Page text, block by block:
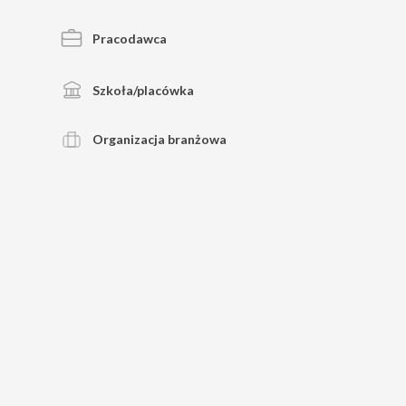
Pracodawca
Szkoła/placówka
Organizacja branżowa